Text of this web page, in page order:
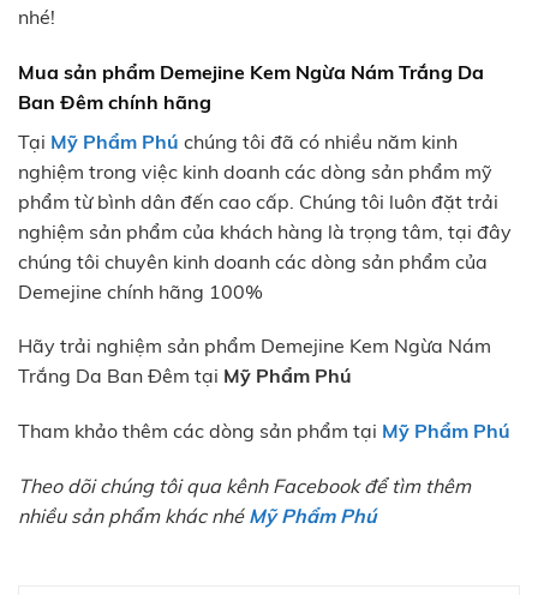
nhé!
Mua sản phẩm Demejine Kem Ngừa Nám Trắng Da
Ban Đêm chính hãng
Tại Mỹ Phẩm Phú chúng tôi đã có nhiều năm kinh
nghiệm trong việc kinh doanh các dòng sản phẩm mỹ
phẩm từ bình dân đến cao cấp. Chúng tôi luôn đặt trải
nghiệm sản phẩm của khách hàng là trọng tâm, tại đây
chúng tôi chuyên kinh doanh các dòng sản phẩm của
Demejine chính hãng 100%
Hãy trải nghiệm sản phẩm Demejine Kem Ngừa Nám
Trắng Da Ban Đêm tại Mỹ Phẩm Phú
Tham khảo thêm các dòng sản phẩm tại Mỹ Phẩm Phú
Theo dõi chúng tôi qua kênh Facebook để tìm thêm
nhiều sản phẩm khác nhé Mỹ Phẩm Phú